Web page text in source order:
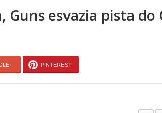
esvazia pista do
PINTEREST